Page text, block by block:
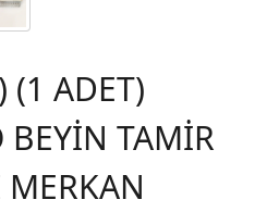
(1 ADET)
BEYİN TAMİR
MERKAN